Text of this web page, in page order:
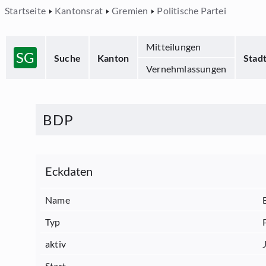
Startseite Kantonsrat Gremien Politische Partei
SG Suche Kanton
Mitteilungen
Stadt
Vernehmlassungen
BDP
Eckdaten
Name
Typ
aktiv